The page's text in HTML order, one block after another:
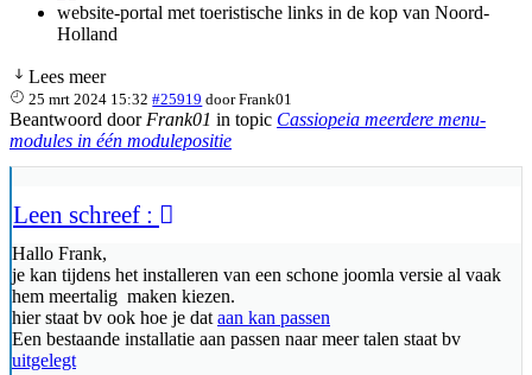
website-portal met toeristische links in de kop van Noord-
Holland
Lees meer
25 mrt 2024 15:32 #25919 doorFrank01
Beantwoord door Frank01 in topic Cassiopeia meerdere menu-
modules in één modulepositie
Leen schreef :
Hallo Frank,
je kan tijdens het installeren van een schone joomla versie al vaak
hem meertalig maken kiezen.
hier staat bv ook hoe je dat aan kan passen
Een bestaande installatie aan passen naar meer talen staat bv
uitgelegt